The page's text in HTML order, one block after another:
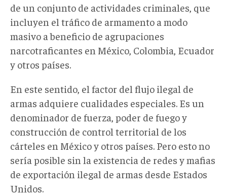
de un conjunto de actividades criminales, que
incluyen el tráfico de armamento a modo
masivo a beneficio de agrupaciones
narcotraficantes en México, Colombia, Ecuador
y otros países.
En este sentido, el factor del flujo ilegal de
armas adquiere cualidades especiales. Es un
denominador de fuerza, poder de fuego y
construcción de control territorial de los
cárteles en México y otros países. Pero esto no
sería posible sin la existencia de redes y mafias
de exportación ilegal de armas desde Estados
Unidos.